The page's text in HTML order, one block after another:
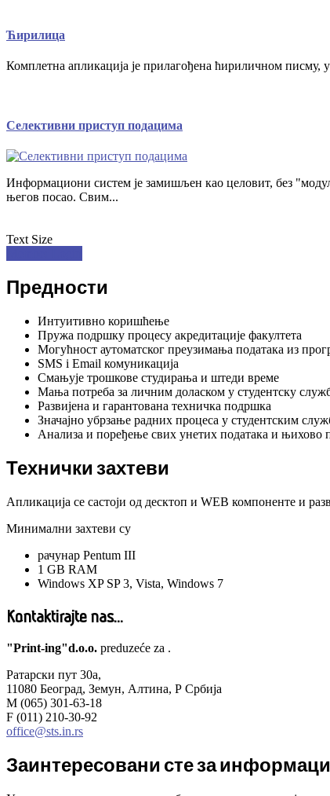
Ћирилица
Комплетна апликација је прилагођена ћириличном писму,
Селективни приступ подацима
Информациони систем је замишљен као целовит, без
његов посао. Свим...
Text Size
Предности
Интуитивно коришћење
Пружа подршку процесу акредитације факултета
Могућност аутоматског преузимања података из
SMS i Email комуникација
Смањује трошкове студирања и штеди време
Мања потреба за личним доласком у студентску
Развијена и гарантована техничка подршка
Значајно убрзање радних процеса у студентским
Анализа и поређење свих унетих података и њихово
Технички захтеви
Апликација се састоји од десктоп и WEB компоненте и
Минимални захтеви су
рачунар Pentum III
1 GB RAM
Windows XP SP 3, Vista, Windows 7
Kontaktirajte nas...
"Print-ing"d.o.o. preduzeće za .
Ратарски пут 30а,
11080 Београд, Земун, Алтина, Р Србија
M (065) 301-63-18
F (011) 210-30-92
office@sts.in.rs
Заинтересовани сте за